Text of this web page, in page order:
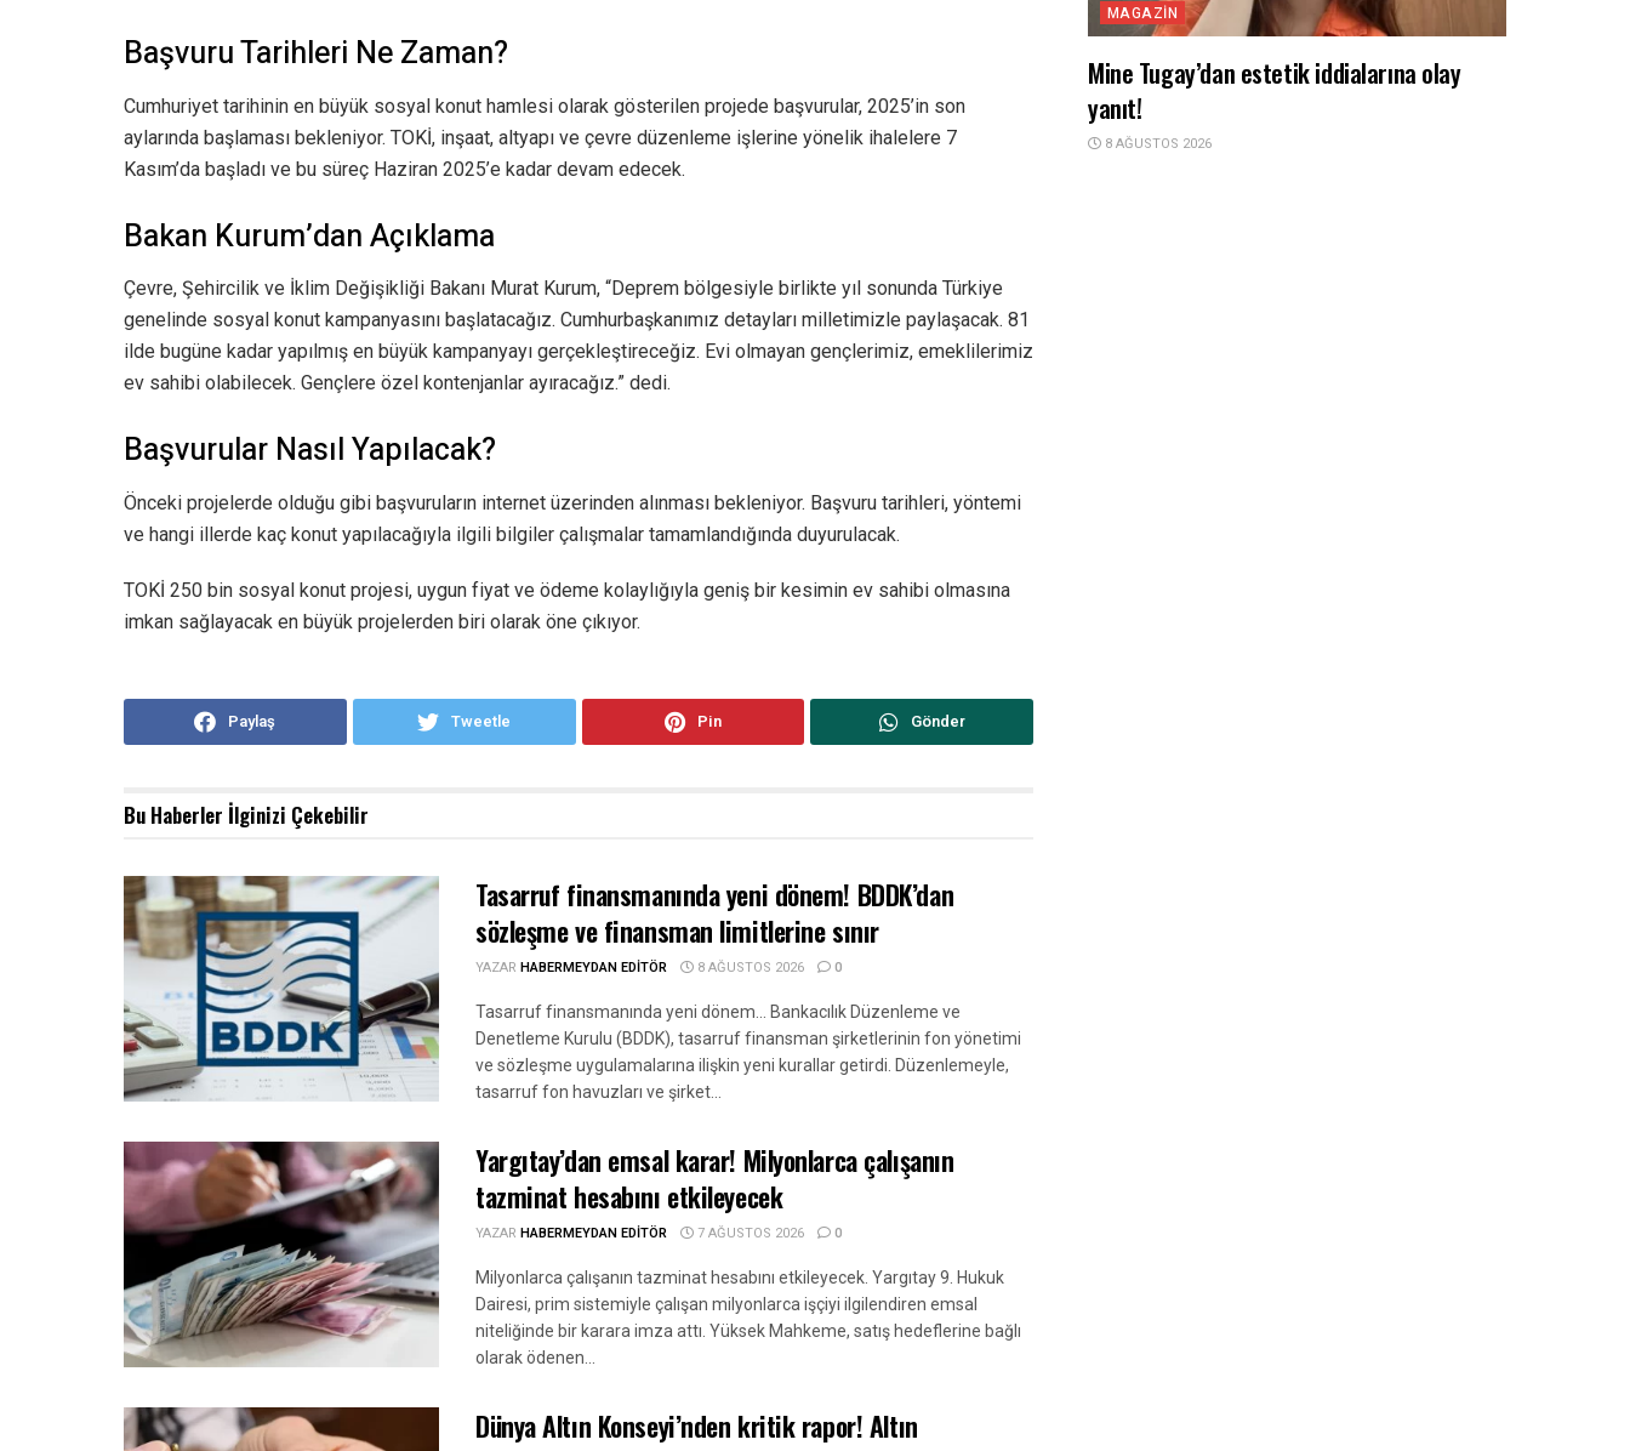
Başvuru Tarihleri Ne Zaman?
Cumhuriyet tarihinin en büyük sosyal konut hamlesi olarak gösterilen projede başvurular, 2025’in son
aylarında başlaması bekleniyor. TOKİ, inşaat, altyapı ve çevre düzenleme işlerine yönelik ihalelere 7
Kasım’da başladı ve bu süreç Haziran 2025’e kadar devam edecek.
Bakan Kurum’dan Açıklama
Çevre, Şehircilik ve İklim Değişikliği Bakanı Murat Kurum, “Deprem bölgesiyle birlikte yıl sonunda Türkiye
genelinde sosyal konut kampanyasını başlatacağız. Cumhurbaşkanımız detayları milletimizle paylaşacak. 81
ilde bugüne kadar yapılmış en büyük kampanyayı gerçekleştireceğiz. Evi olmayan gençlerimiz, emeklilerimiz
ev sahibi olabilecek. Gençlere özel kontenjanlar ayıracağız.” dedi.
Başvurular Nasıl Yapılacak?
Önceki projelerde olduğu gibi başvuruların internet üzerinden alınması bekleniyor. Başvuru tarihleri, yöntemi
ve hangi illerde kaç konut yapılacağıyla ilgili bilgiler çalışmalar tamamlandığında duyurulacak.
TOKİ 250 bin sosyal konut projesi, uygun fiyat ve ödeme kolaylığıyla geniş bir kesimin ev sahibi olmasına
imkan sağlayacak en büyük projelerden biri olarak öne çıkıyor.
Paylaş Tweetle Pin Gönder
Bu Haberler İlginizi Çekebilir
Tasarruf finansmanında yeni dönem! BDDK’dan
sözleşme ve finansman limitlerine sınır
YAZAR HABERMEYDAN EDITÖR 8 AĞUSTOS 2026 0
Tasarruf finansmanında yeni dönem... Bankacılık Düzenleme ve
Denetleme Kurulu (BDDK), tasarruf finansman şirketlerinin fon yönetimi
ve sözleşme uygulamalarına ilişkin yeni kurallar getirdi. Düzenlemeyle,
tasarruf fon havuzları ve şirket...
Yargıtay’dan emsal karar! Milyonlarca çalışanın
tazminat hesabını etkileyecek
YAZAR HABERMEYDAN EDITÖR 7 AĞUSTOS 2026 0
Milyonlarca çalışanın tazminat hesabını etkileyecek. Yargıtay 9. Hukuk
Dairesi, prim sistemiyle çalışan milyonlarca işçiyi ilgilendiren emsal
niteliğinde bir karara imza attı. Yüksek Mahkeme, satış hedeflerine bağlı
olarak ödenen...
Dünya Altın Konseyi’nden kritik rapor! Altın
MAGAZIN
Mine Tugay’dan estetik iddialarına olay
yanıt!
8 AĞUSTOS 2026